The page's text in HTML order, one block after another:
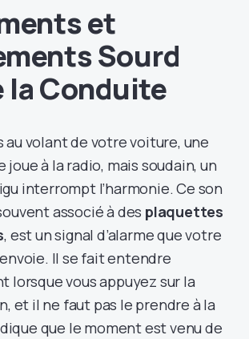
et
Sourd
la Conduite
au volant de votre voiture, une
joue à la radio, mais soudain, un
interrompt l’harmonie. Ce son
associé à des plaquettes
, est un signal d’alarme que votre
Il se fait entendre
lorsque vous appuyez sur la
et il ne faut pas le prendre à la
que le moment est venu de